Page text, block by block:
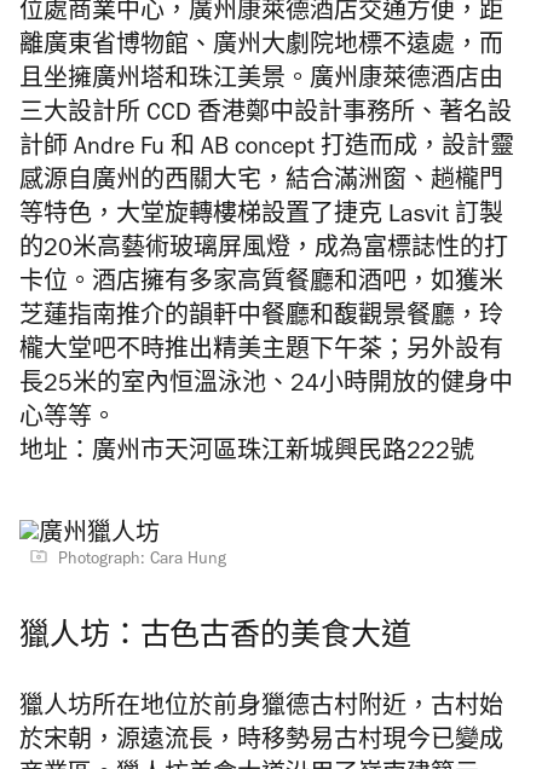
位處商業中心，廣州康萊德酒店交通方便，距
離廣東省博物館、廣州大劇院地標不遠處，而
且坐擁廣州塔和珠江美景。廣州康萊德酒店由
三大設計所 CCD 香港鄭中設計事務所、著名設
計師 Andre Fu 和 AB concept 打造而成，設計靈
感源自廣州的西關大宅，結合滿洲窗、趟櫳門
等特色，大堂旋轉樓梯設置了捷克 Lasvit 訂製
的20米高藝術玻璃屏風燈，成為富標誌性的打
卡位。酒店擁有多家高質餐廳和酒吧，如獲米
芝蓮指南推介的韻軒中餐廳和馥觀景餐廳，玲
櫳大堂吧不時推出精美主題下午茶；另外設有
長25米的室內恒溫泳池、24小時開放的健身中
心等等。
地址：廣州市天河區珠江新城興民路222號
Photograph: Cara Hung
獵人坊：古色古香的美食大道
獵人坊所在地位於前身獵德古村附近，古村始
於宋朝，源遠流長，時移勢易古村現今已變成